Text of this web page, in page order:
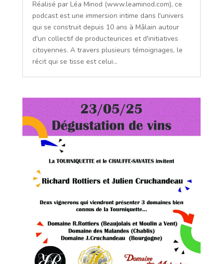
Réalisé par Léa Minod (www.leaminod.com), ce
podcast est une immersion intime dans l'univers
qui se construit depuis 10 ans à Mâlain autour
d'un collectif de producteurices et d'initiatives
citoyennes. A travers plusieurs témoignages, le
récit qui se tisse est celui...